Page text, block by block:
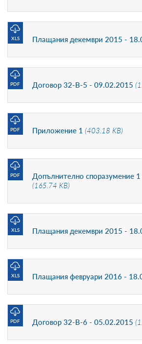
Плащания декември 2015 -
XLS
Договор 32-В-5 - 09.02.2015
PDF
Приложение 1 (403.18 KB)
PDF
Допълнително споразумение
(165.74 KB)
PDF
Плащания декември 2015 -
XLS
Плащания февруари 2016 -
XLS
Договор 32-В-6 - 05.02.2015
PDF